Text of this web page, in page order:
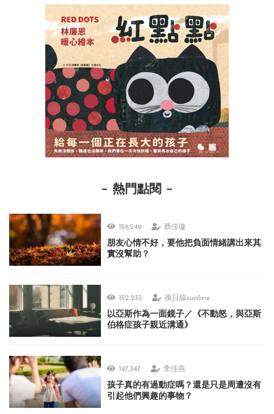
熱門點閱
156,249 蔡佳璇
朋友心情不好，要他把負面情緒講出來其
實沒幫助？
152,233 換日線sunline
以亞斯作為一面鏡子／《不動怒，與亞斯
伯格症孩子親近溝通》
147,347 李佳燕
孩子真的有過動症嗎？還是只是周遭沒有
引起他們興趣的事物？